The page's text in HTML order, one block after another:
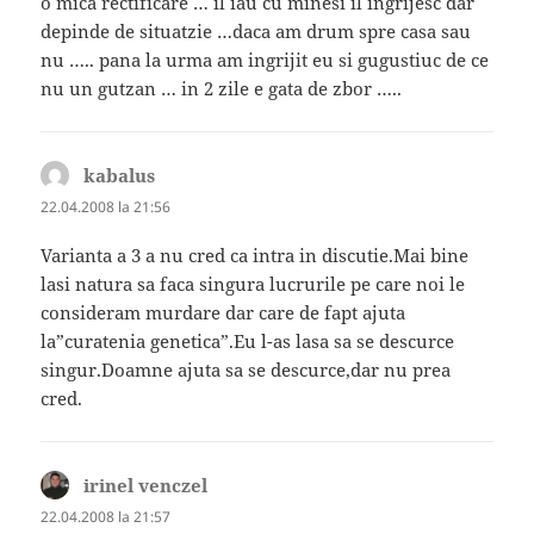
depinde de situatzie …daca am drum spre casa sau
nu ….. pana la urma am ingrijit eu si gugustiuc de ce
nu un gutzan … in 2 zile e gata de zbor …..
kabalus
22.04.2008 la 21:56
Varianta a 3 a nu cred ca intra in discutie.Mai bine
lasi natura sa faca singura lucrurile pe care noi le
consideram murdare dar care de fapt ajuta
la”curatenia genetica”.Eu l-as lasa sa se descurce
singur.Doamne ajuta sa se descurce,dar nu prea
cred.
irinel venczel
22.04.2008 la 21:57